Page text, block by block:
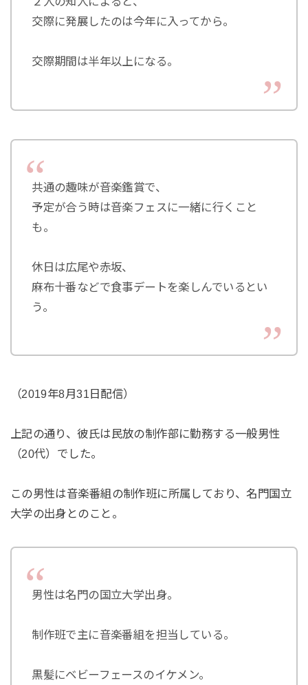
交際に発展したのは今年に入ってから。
交際期間は半年以上になる。
共通の趣味が音楽鑑賞で、
予定が合う時は音楽フェスに一緒に行くこと
も。
休日は広尾や赤坂、
麻布十番などで食事デートを楽しんでいるとい
う。
（2019年8月31日配信）
上記の通り、彼氏は民放の制作部に勤務する一般男性
（20代）でした。
この男性は音楽番組の制作班に所属しており、名門国立
大学の出身とのこと。
男性は名門の国立大学出身。
制作班で主に音楽番組を担当している。
黒髪にベビーフェースのイケメン。